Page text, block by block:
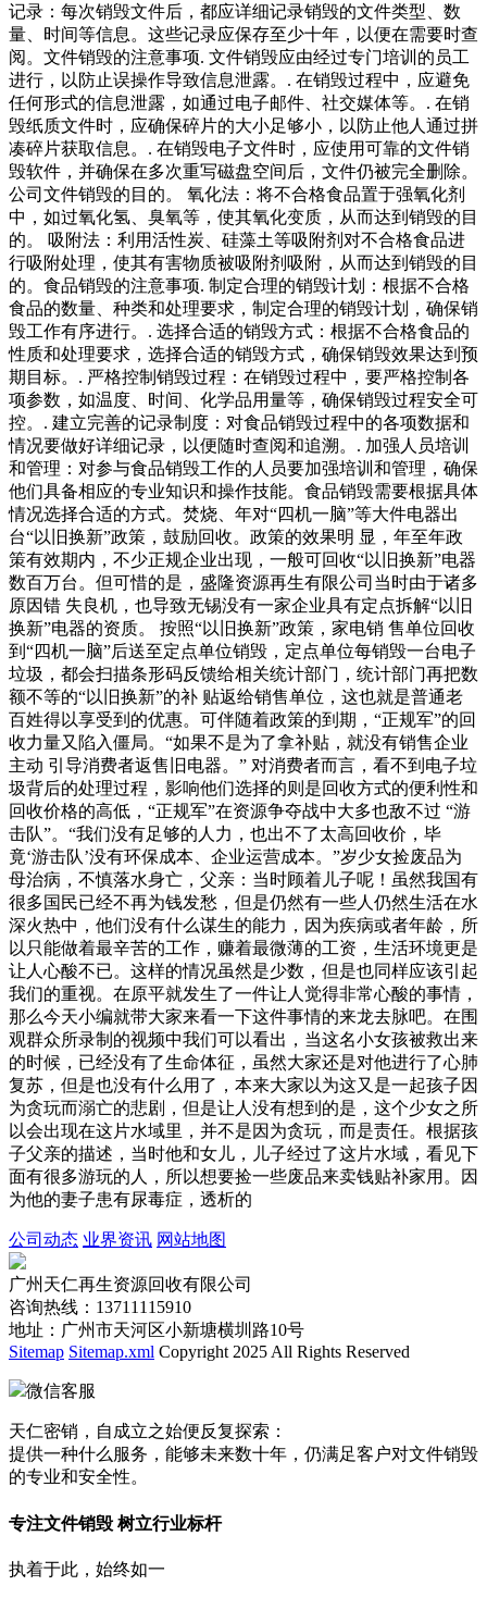
记录：每次销毁文件后，都应详细记录销毁的文件类型、数
量、时间等信息。这些记录应保存至少十年，以便在需要时查
阅。文件销毁的注意事项. 文件销毁应由经过专门培训的员工
进行，以防止误操作导致信息泄露。. 在销毁过程中，应避免
任何形式的信息泄露，如通过电子邮件、社交媒体等。. 在销
毁纸质文件时，应确保碎片的大小足够小，以防止他人通过拼
凑碎片获取信息。. 在销毁电子文件时，应使用可靠的文件销
毁软件，并确保在多次重写磁盘空间后，文件仍被完全删除。
公司文件销毁的目的。 氧化法：将不合格食品置于强氧化剂
中，如过氧化氢、臭氧等，使其氧化变质，从而达到销毁的目
的。 吸附法：利用活性炭、硅藻土等吸附剂对不合格食品进
行吸附处理，使其有害物质被吸附剂吸附，从而达到销毁的目
的。食品销毁的注意事项. 制定合理的销毁计划：根据不合格
食品的数量、种类和处理要求，制定合理的销毁计划，确保销
毁工作有序进行。. 选择合适的销毁方式：根据不合格食品的
性质和处理要求，选择合适的销毁方式，确保销毁效果达到预
期目标。. 严格控制销毁过程：在销毁过程中，要严格控制各
项参数，如温度、时间、化学品用量等，确保销毁过程安全可
控。. 建立完善的记录制度：对食品销毁过程中的各项数据和
情况要做好详细记录，以便随时查阅和追溯。. 加强人员培训
和管理：对参与食品销毁工作的人员要加强培训和管理，确保
他们具备相应的专业知识和操作技能。食品销毁需要根据具体
情况选择合适的方式。焚烧、年对“四机一脑”等大件电器出
台“以旧换新”政策，鼓励回收。政策的效果明 显，年至年政
策有效期内，不少正规企业出现，一般可回收“以旧换新”电器
数百万台。但可惜的是，盛隆资源再生有限公司当时由于诸多
原因错 失良机，也导致无锡没有一家企业具有定点拆解“以旧
换新”电器的资质。 按照“以旧换新”政策，家电销 售单位回收
到“四机一脑”后送至定点单位销毁，定点单位每销毁一台电子
垃圾，都会扫描条形码反馈给相关统计部门，统计部门再把数
额不等的“以旧换新”的补 贴返给销售单位，这也就是普通老
百姓得以享受到的优惠。可伴随着政策的到期，“正规军”的回
收力量又陷入僵局。“如果不是为了拿补贴，就没有销售企业
主动 引导消费者返售旧电器。” 对消费者而言，看不到电子垃
圾背后的处理过程，影响他们选择的则是回收方式的便利性和
回收价格的高低，“正规军”在资源争夺战中大多也敌不过 “游
击队”。“我们没有足够的人力，也出不了太高回收价，毕
竟‘游击队’没有环保成本、企业运营成本。”岁少女捡废品为
母治病，不慎落水身亡，父亲：当时顾着儿子呢！虽然我国有
很多国民已经不再为钱发愁，但是仍然有一些人仍然生活在水
深火热中，他们没有什么谋生的能力，因为疾病或者年龄，所
以只能做着最辛苦的工作，赚着最微薄的工资，生活环境更是
让人心酸不已。这样的情况虽然是少数，但是也同样应该引起
我们的重视。在原平就发生了一件让人觉得非常心酸的事情，
那么今天小编就带大家来看一下这件事情的来龙去脉吧。在围
观群众所录制的视频中我们可以看出，当这名小女孩被救出来
的时候，已经没有了生命体征，虽然大家还是对他进行了心肺
复苏，但是也没有什么用了，本来大家以为这又是一起孩子因
为贪玩而溺亡的悲剧，但是让人没有想到的是，这个少女之所
以会出现在这片水域里，并不是因为贪玩，而是责任。根据孩
子父亲的描述，当时他和女儿，儿子经过了这片水域，看见下
面有很多游玩的人，所以想要捡一些废品来卖钱贴补家用。因
为他的妻子患有尿毒症，透析的
公司动态 业界资讯 网站地图
广州天仁再生资源回收有限公司
咨询热线：13711115910
地址：广州市天河区小新塘横圳路10号
Sitemap Sitemap.xml Copyright 2025 All Rights Reserved
微信客服
天仁密销，自成立之始便反复探索：
提供一种什么服务，能够未来数十年，仍满足客户对文件销毁
的专业和安全性。
专注文件销毁 树立行业标杆
执着于此，始终如一